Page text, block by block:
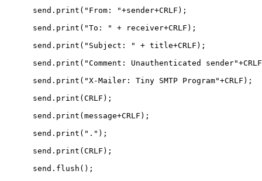
      send.print("From: "+sender+CRLF);
      send.print("To: " + receiver+CRLF);
      send.print("Subject: " + title+CRLF);
send.print("Comment: Unauthenticated
      send.print("X-Mailer: Tiny SMTP Program"+CRLF);
      send.print(CRLF);
      send.print(message+CRLF);
      send.print(".");
      send.print(CRLF);
      send.flush();